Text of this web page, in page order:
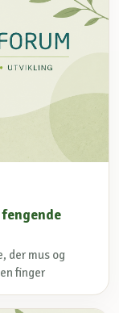
der mus og
finger